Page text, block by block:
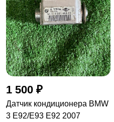
1 500 ₽
Датчик кондиционера BMW
3 E92/E93 E92 2007